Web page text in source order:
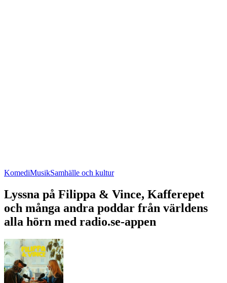
KomediMusikSamhälle och kultur
Lyssna på Filippa & Vince, Kafferepet
och många andra poddar från världens
alla hörn med radio.se-appen